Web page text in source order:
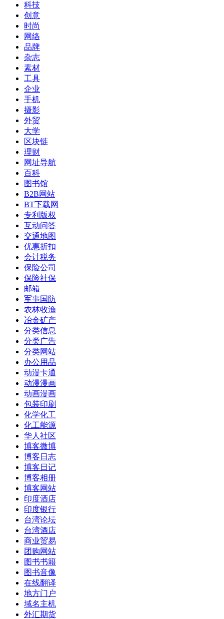
科技
创意
时尚
网络
品牌
杂志
素材
工具
企业
手机
摄影
外贸
大学
区块链
理财
网址导航
百科
图书馆
B2B网站
BT下载网
专利版权
互动问答
交通地图
优惠折扣
会计税务
保险公司
保险社保
邮箱
军事国防
农林牧渔
冶金矿产
分类信息
分类广告
分类网站
办公用品
动漫卡通
动漫漫画
动画漫画
包装印刷
化学化工
化工能源
华人社区
博客微博
博客日志
博客日记
博客相册
博客网站
印度酒店
印度银行
台湾论坛
台湾酒店
商业贸易
团购网站
图书书籍
图书音像
在线翻译
地方门户
域名主机
外汇期货